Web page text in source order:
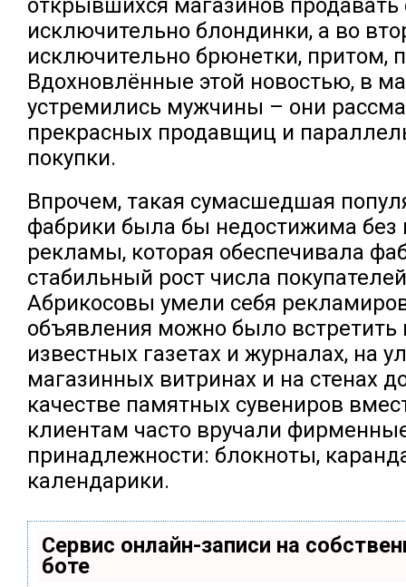
исключительно блондинки, а во
исключительно брюнетки, притом,
Вдохновлённые этой новостью, в
устремились мужчины – они
прекрасных продавщиц и
покупки.
Впрочем, такая сумасшедшая
фабрики была бы недостижима без
рекламы, которая обеспечивала
стабильный рост числа
Абрикосовы умели себя
объявления можно было встретить
известных газетах и журналах, на
магазинных витринах и на стенах
качестве памятных сувениров
клиентам часто вручали
принадлежности: блокноты,
календарики.
Сервис онлайн-записи на
боте